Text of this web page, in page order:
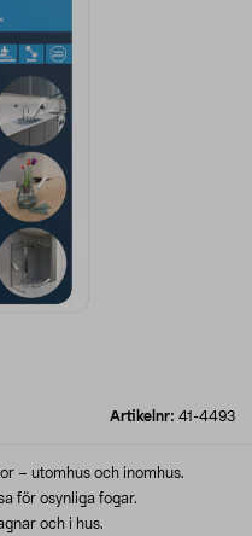
Artikelnr: 41-4493
– utomhus och inomhus.
för osynliga fogar.
och i hus.